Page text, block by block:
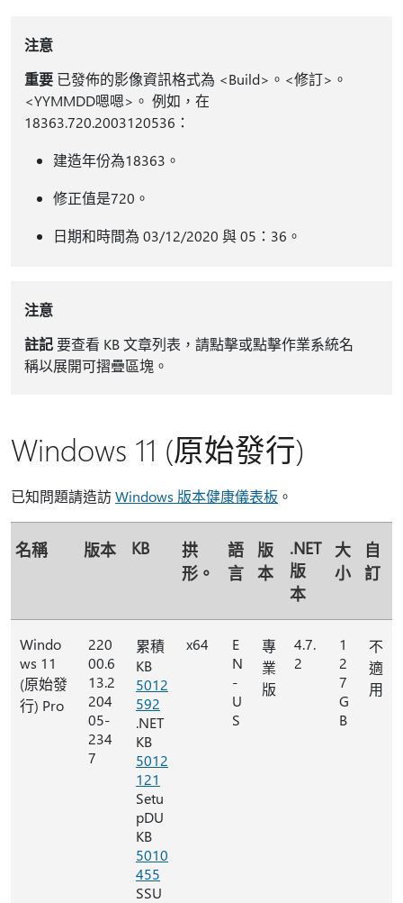
注意
重要已發佈的影像資訊格式為 <Build>。<修訂>。
<YYMMDD嗯嗯>。 例如，在
18363.720.2003120536：
建造年份為18363。
修正值是720。
日期和時間為 03/12/2020 與 05：36。
注意
註記要查看 KB 文章列表，請點擊或點擊作業系統名
稱以展開可摺疊區塊。
Windows 11 (原始發行)
已知問題請造訪Windows 版本健康儀表板 。
名稱 版本 KB
拱
形。
語
言
版
本
.NET
版
本
大
小
自
訂
Windo
ws 11
(原始發
行) Pro
220
00.6
13.2
204
05-
234
7
累積
KB
5012
592
.NET
KB
5012
121
Setu
pDU
KB
5010
455
SSU
x64
E
N
-
U
S
專
業
版
4.7.
2
1
2
7
G
B
不
適
用